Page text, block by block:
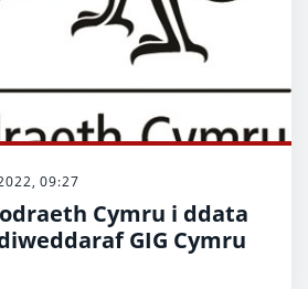
09:27
Cymru i ddata
GIG Cymru